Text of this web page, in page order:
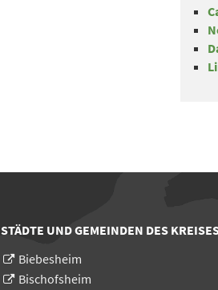
STÄDTE UND GEMEINDEN DES
Biebesheim
Bischofsheim